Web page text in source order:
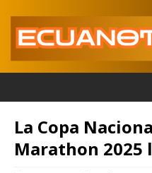
La Copa
Marathon 2025